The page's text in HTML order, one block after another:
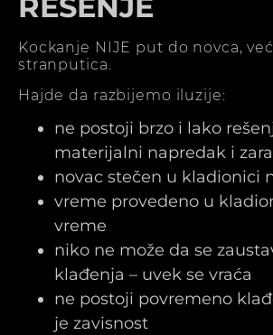
REŠENJE
Kockanje NIJE put do novca,
stranputica.
Hajde da razbijemo iluzije:
ne postoji brzo i lako
materijalni napredak i
novac stečen u kladionici
vreme provedeno u
vreme
niko ne može da se
klađenja – uvek se vraća
ne postoji povremeno
je zavisnost